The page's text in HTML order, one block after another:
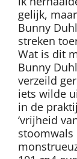
gelijk,
Bunny
streken
Wat is dit
Bunny
verzeild
iets wilde
in de
‘vrijheid
stoomwals